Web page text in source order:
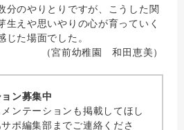
分のやりとりですが、こうした関
生えや思いやりの心が育っていく
じた場面でした。
（宮前幼稚園 和田恵美）
ン募集中
ンテーションも掲載してほし
ポ編集部までご連絡くださ